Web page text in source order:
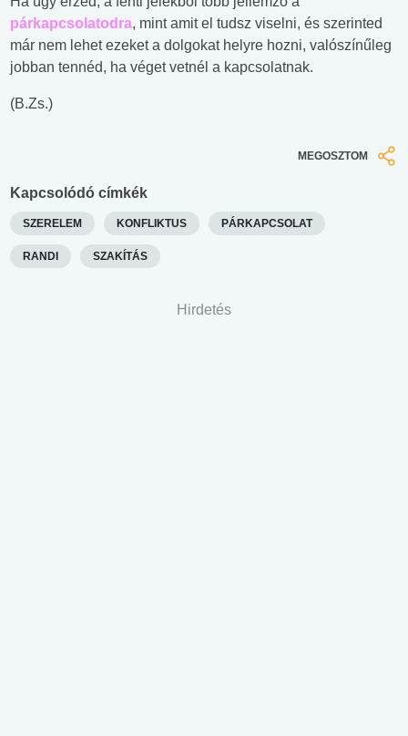
párkapcsolatodra, mint amit el tudsz viselni, és szerinted
már nem lehet ezeket a dolgokat helyre hozni, valószínűleg
jobban tennéd, ha véget vetnél a kapcsolatnak.
(B.Zs.)
MEGOSZTOM
Kapcsolódó címkék
SZERELEM KONFLIKTUS PÁRKAPCSOLAT
RANDI SZAKÍTÁS
Hirdetés